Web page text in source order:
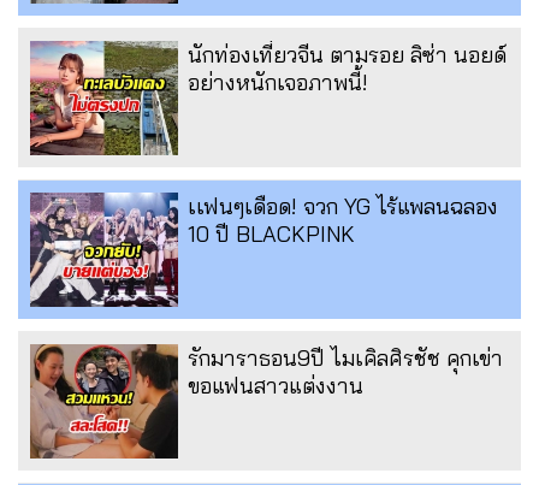
นักท่องเที่ยวจีน ตามรอย ลิซ่า นอยด์
อย่างหนักเจอภาพนี้!
เเฟนๆเดือด! จวก YG ไร้แพลนฉลอง
10 ปี BLACKPINK
รักมาราธอน9ปี ไมเคิลศิรชัช คุกเข่า
ขอแฟนสาวแต่งงาน